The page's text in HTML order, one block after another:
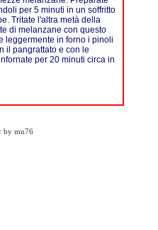
per 5 minuti in un soffritto
Tritate l'altra metà della
di melanzane con questo
leggermente in forno i pinoli
il pangrattato e con le
per 20 minuti circa in
by mn76